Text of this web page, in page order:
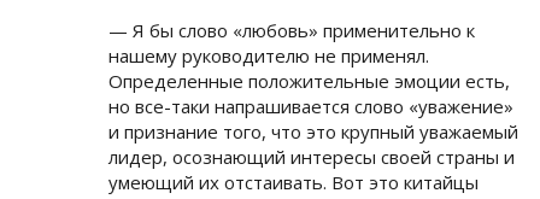
— Я бы слово «любовь» применительно к
нашему руководителю не применял.
Определенные положительные эмоции есть,
но все-таки напрашивается слово «уважение»
и признание того, что это крупный уважаемый
лидер, осознающий интересы своей страны и
умеющий их отстаивать. Вот это китайцы